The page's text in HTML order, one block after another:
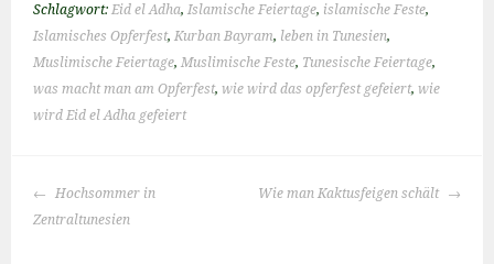
Schlagwort: Eid el Adha, Islamische Feiertage, islamische Feste,
Islamisches Opferfest, Kurban Bayram, leben in Tunesien,
Muslimische Feiertage, Muslimische Feste, Tunesische Feiertage,
was macht man am Opferfest,wie wird das opferfest gefeiert,wie
wird Eid el Adha gefeiert
BEITRAGS-
NAVIGATION
Hochsommer in
Zentraltunesien
Wie man Kaktusfeigen schält